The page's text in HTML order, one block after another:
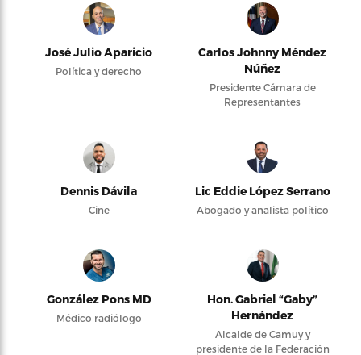
José Julio Aparicio
Política y derecho
Carlos Johnny Méndez
Núñez
Presidente Cámara de
Representantes
Dennis Dávila
Cine
Lic Eddie López Serrano
Abogado y analista político
González Pons MD
Médico radiólogo
Hon. Gabriel “Gaby”
Hernández
Alcalde de Camuy y
presidente de la Federación